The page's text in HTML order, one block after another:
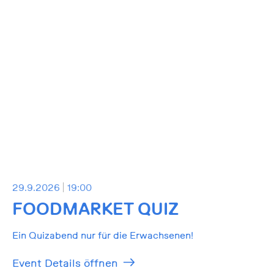
29.9.2026 19:00
FOODMARKET QUIZ
Ein Quizabend nur für die Erwachsenen!
Event Details öffnen